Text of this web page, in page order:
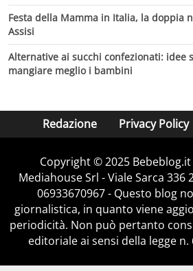
Festa della Mamma in Italia, la doppia
Assisi
Alternative ai succhi confezionati: idee
mangiare meglio i bambini
Redazione Privacy Policy
Copyright © 2025
Mediahouse Srl - Viale Sarca 336
06933670967 - Questo blog
giornalistica, in quanto viene
periodicità. Non può pertanto
editoriale ai sensi della legge n.